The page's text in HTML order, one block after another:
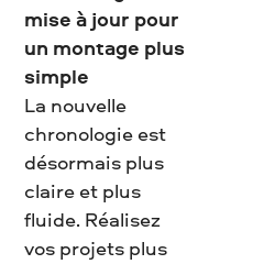
mise à jour pour
un montage plus
simple
La nouvelle
chronologie est
désormais plus
claire et plus
fluide. Réalisez
vos projets plus